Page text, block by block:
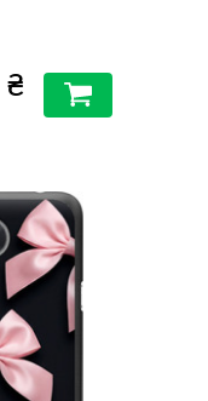
₴